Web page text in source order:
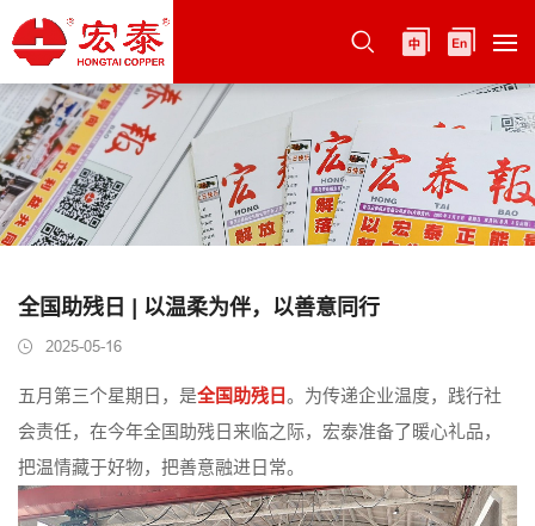
全国助残日 | 以温柔为伴，以善意同行
2025-05-16
五月第三个星期日，是全国助残日。为传递企业温度，践行社
会责任，在今年全国助残日来临之际，宏泰准备了暖心礼品，
把温情藏于好物，把善意融进日常。